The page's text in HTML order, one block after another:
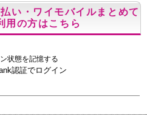
い・ワイモバイルまとめて
用の方はこちら
状態を記憶する